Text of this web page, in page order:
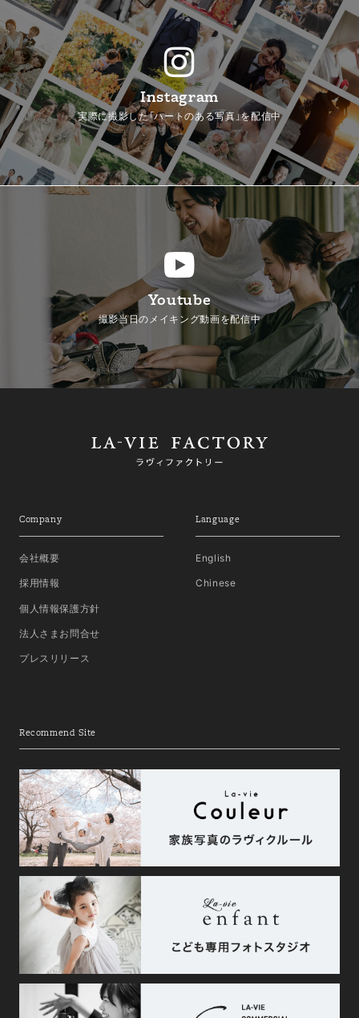
Instagram
実際に撮影した「ハートのある写真」を配信中
Youtube
撮影当日のメイキング動画を配信中
Company
会社概要
採用情報
個人情報保護方針
法人さまお問合せ
プレスリリース
Language
English
Chinese
Recommend Site